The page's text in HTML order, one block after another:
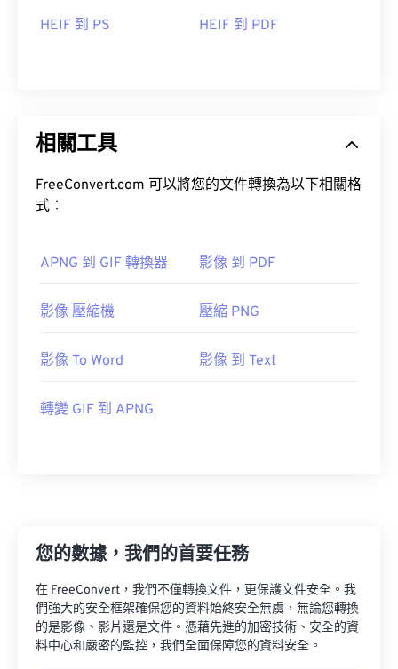
HEIF 到 PS HEIF 到 PDF
相關工具
FreeConvert.com 可以將您的文件轉換為以下相關格
式：
APNG 到 GIF 轉換器 影像 到 PDF
影像 壓縮機 壓縮 PNG
影像 To Word 影像 到 Text
轉變 GIF 到 APNG
您的數據，我們的首要任務
在 FreeConvert，我們不僅轉換文件，更保護文件安全。我
們強大的安全框架確保您的資料始終安全無虞，無論您轉換
的是影像、影片還是文件。憑藉先進的加密技術、安全的資
料中心和嚴密的監控，我們全面保障您的資料安全。